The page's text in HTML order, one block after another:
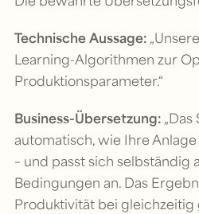
Technische Aussage:
Learning-Algorithmen zur
Produktionsparameter.“
Business-Übersetzung:
automatisch, wie Ihre
– und passt sich selbständig
Bedingungen an. Das
Produktivität bei